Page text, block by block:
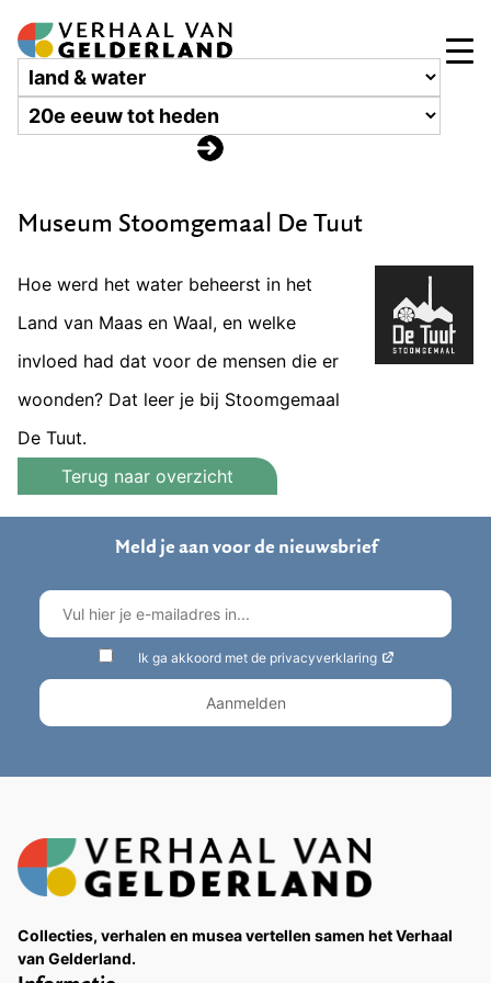
Museum Stoomgemaal De Tuut
Hoe werd het water beheerst in het
Land van Maas en Waal, en welke
invloed had dat voor de mensen die er
woonden? Dat leer je bij Stoomgemaal
De Tuut.
Terug naar overzicht
Meld je aan voor de nieuwsbrief
Ik ga akkoord met de privacyverklaring
Collecties, verhalen en musea vertellen samen het Verhaal
van Gelderland.